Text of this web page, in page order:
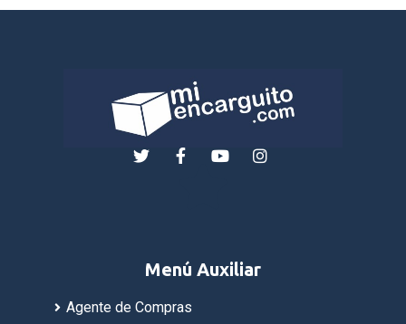
Menú Auxiliar
Agente de Compras